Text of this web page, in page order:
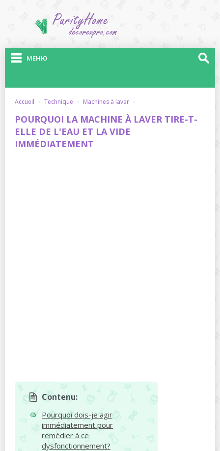
МЕНЮ
accueil · technique · machines à laver ·
POURQUOI LA MACHINE À LAVER TIRE-T-
ELLE DE L'EAU ET LA VIDE
IMMÉDIATEMENT
Contenu:
Pourquoi dois-je agir
immédiatement pour
remédier à ce
dysfonctionnement?